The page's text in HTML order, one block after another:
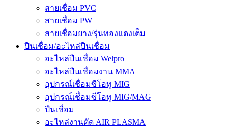
สายเชื่อม PVC
สายเชื่อม PW
สายเชื่อมยาง/รุ่นทองแดงเต็ม
ปืนเชื่อม/อะไหล่ปืนเชื่อม
อะไหล่ปืนเชื่อม Welpro
อะไหล่ปืนเชื่อมงาน MMA
อุปกรณ์เชื่อมซีโอทู MIG
อุปกรณ์เชื่อมซีโอทู MIG/MAG
ปืนเชื่อม
อะไหล่งานตัด AIR PLASMA